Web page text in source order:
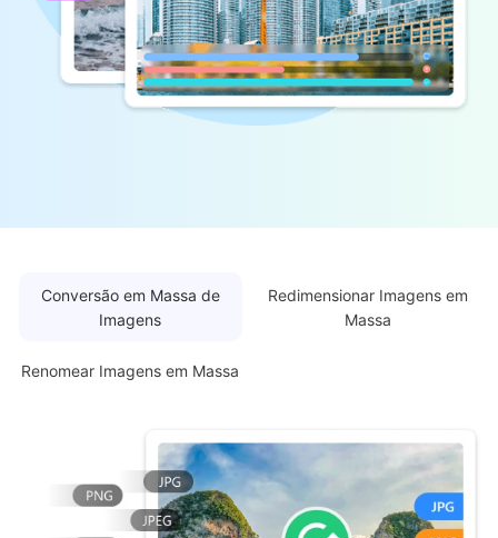
Conversão em Massa de
Imagens
Redimensionar Imagens em
Massa
Renomear Imagens em Massa